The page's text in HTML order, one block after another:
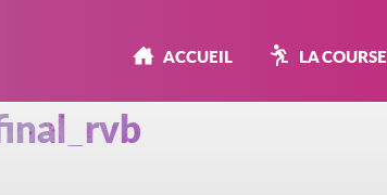
ACCUEIL LA COURSE